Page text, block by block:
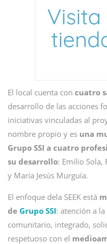
El local cuenta con cuatro
desarrollo de las acciones
iniciativas vinculadas al
nombre propio y es una
Grupo SSI a cuatro
su desarrollo: Emilio Sola,
y María Jesús Murguía.
El enfoque dela SEEK está
de Grupo SSI: atención a la
comunitario, integrado,
respetuoso con el